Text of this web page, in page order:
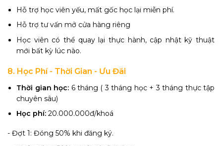
Hỗ trợ học viên yếu, mất gốc học lại miễn phí.
Hỗ trợ tư vấn mở cửa hàng riêng
Học viên có thể quay lại thực hành, cập nhật kỹ thuật
mới bất kỳ lúc nào.
8. Học Phí - Thời Gian - Ưu Đãi
Thời gian học: 6 tháng ( 3 tháng học + 3 tháng thực tập
chuyên sâu)
Học phí: 20.000.000đ/khoá
- Đợt 1: Đóng 50% khi đăng ký.